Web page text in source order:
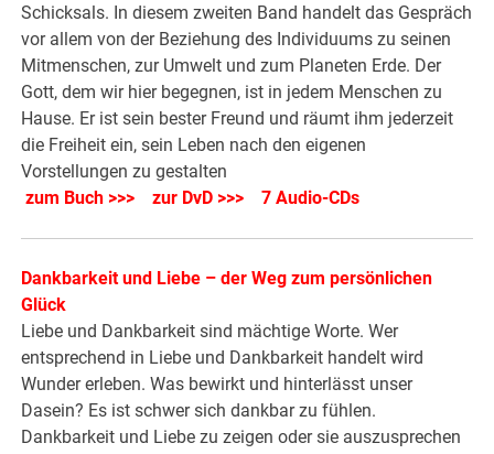
Schicksals. In diesem zweiten Band handelt das Gespräch
vor allem von der Beziehung des Individuums zu seinen
Mitmenschen, zur Umwelt und zum Planeten Erde. Der
Gott, dem wir hier begegnen, ist in jedem Menschen zu
Hause. Er ist sein bester Freund und räumt ihm jederzeit
die Freiheit ein, sein Leben nach den eigenen
Vorstellungen zu gestalten
zum Buch >>>
zur DvD >>> 7 Audio-CDs
Dankbarkeit und Liebe – der Weg zum persönlichen
Glück
Liebe und Dankbarkeit sind mächtige Worte. Wer
entsprechend in Liebe und Dankbarkeit handelt wird
Wunder erleben. Was bewirkt und hinterlässt unser
Dasein? Es ist schwer sich dankbar zu fühlen.
Dankbarkeit und Liebe zu zeigen oder sie auszusprechen